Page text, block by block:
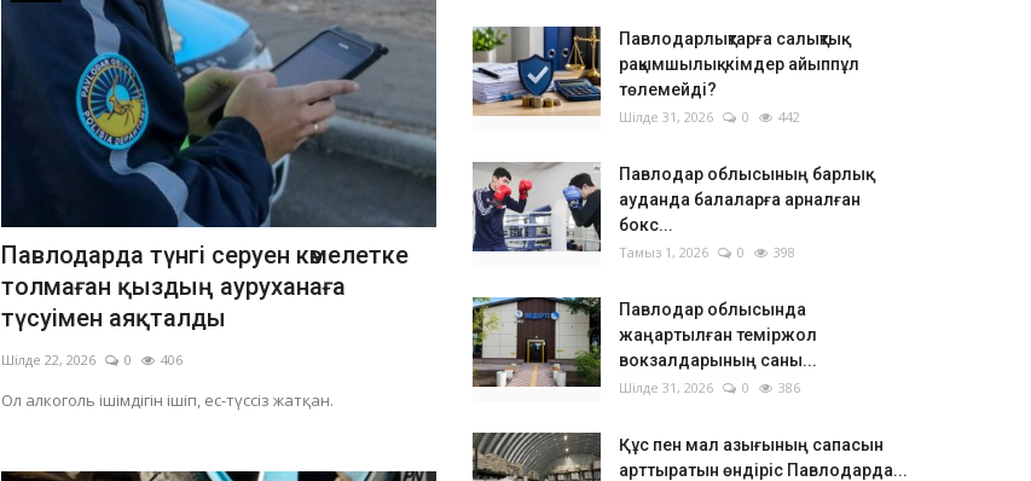
Павлодарда түнгі серуен кәмелетке
толмаған қыздың ауруханаға
түсуімен аяқталды
Шілде 22, 2026 0 406
Ол алкоголь ішімдігін ішіп, ес-түссіз жатқан.
Павлодарлықтарға салықтық
рақымшылық: кімдер айыппұл
төлемейді?
Шілде 31, 2026 0 442
Павлодар облысының барлық
ауданда балаларға арналған
бокс...
Тамыз 1, 2026 0 398
Павлодар облысында
жаңартылған теміржол
вокзалдарының саны...
Шілде 31, 2026 0 386
Құс пен мал азығының сапасын
арттыратын өндіріс Павлодарда...